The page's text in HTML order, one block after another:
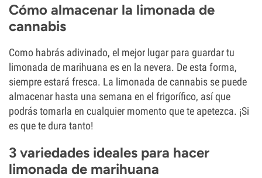
Cómo almacenar la limonada de
cannabis
Como habrás adivinado, el mejor lugar para guardar tu
limonada de marihuana es en la nevera. De esta forma,
siempre estará fresca. La limonada de cannabis se puede
almacenar hasta una semana en el frigorífico, así que
podrás tomarla en cualquier momento que te apetezca. ¡Si
es que te dura tanto!
3 variedades ideales para hacer
limonada de marihuana